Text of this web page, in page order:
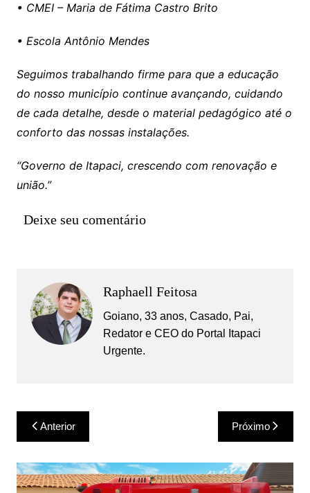
• CMEI – Maria de Fátima Castro Brito
• Escola Antônio Mendes
Seguimos trabalhando firme para que a educação
do nosso município continue avançando, cuidando
de cada detalhe, desde o material pedagógico até o
conforto das nossas instalações.
“Governo de Itapaci, crescendo com renovação e
união.”
Deixe seu comentário
Raphaell Feitosa
Goiano, 33 anos, Casado, Pai,
Redator e CEO do Portal Itapaci
Urgente.
Navegação
de
Post
Anterior Próximo